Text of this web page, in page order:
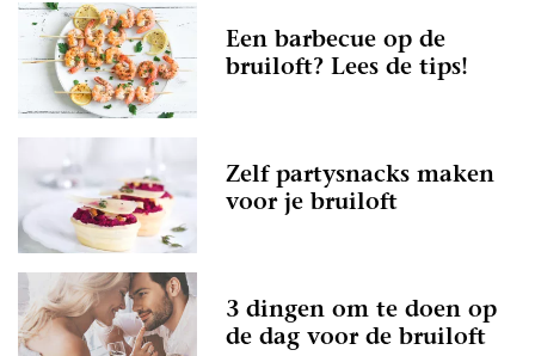
Een barbecue op de
bruiloft? Lees de tips!
Zelf partysnacks maken
voor je bruiloft
3 dingen om te doen op
de dag voor de bruiloft